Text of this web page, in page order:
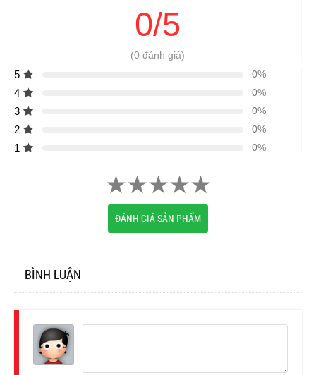
0/5
(0 đánh giá)
5 0%
4 0%
3 0%
2 0%
1 0%
ĐÁNH GIÁ SẢN PHẨM
BÌNH LUẬN